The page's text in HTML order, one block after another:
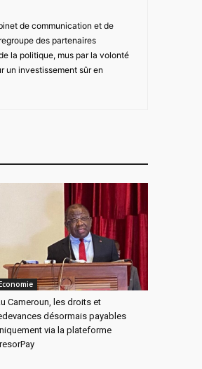
de communication et de
des partenaires
la politique, mus par la volonté
un investissement sûr en
Cameroun, les droits et
désormais payables
via la plateforme